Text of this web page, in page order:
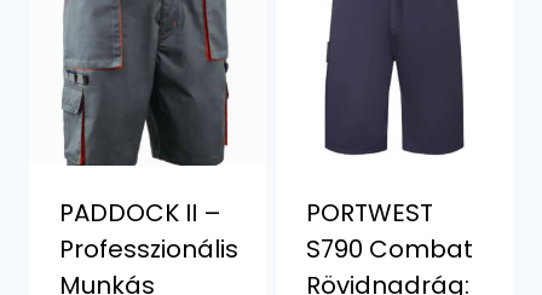
PADDOCK II –
Professzionális
Munkás
PORTWEST
S790 Combat
Rövidnadrág: